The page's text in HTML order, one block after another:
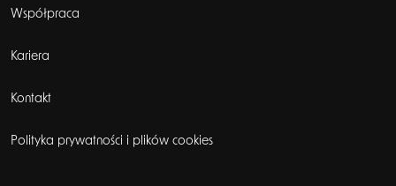
Współpraca
Kariera
Kontakt
Polityka prywatności i plików cookies